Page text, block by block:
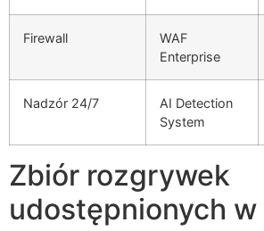
panel
panel
Panel
Firewall
WAF
Enterprise
Nadzór 24/7
AI Detection
System
Zbiór rozgrywek
udostępnionych w